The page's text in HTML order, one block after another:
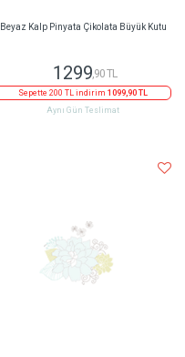
Beyaz Kalp Pinyata Çikolata Büyük Kutu
1299,90 TL
Sepette 200 TL indirim1099,90 TL
Aynı Gün Teslimat